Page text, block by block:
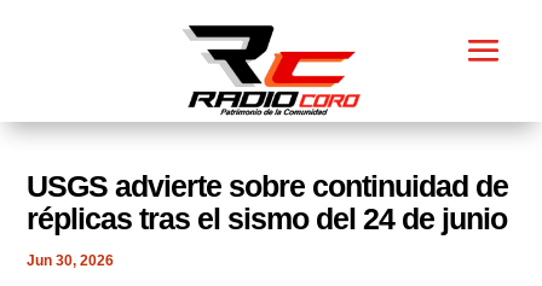
USGS advierte sobre continuidad de
réplicas tras el sismo del 24 de junio
Jun 30, 2026